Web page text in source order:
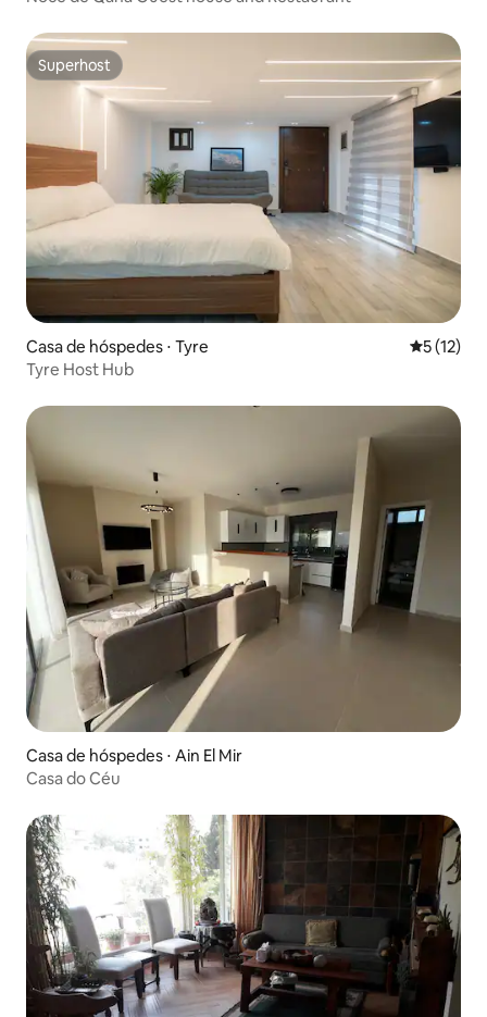
Superhost
Superhost
Casa de hóspedes ⋅ Tyre 5 de uma
5 (12)
Tyre Host Hub
Casa de hóspedes ⋅ Ain El Mir
Casa do Céu